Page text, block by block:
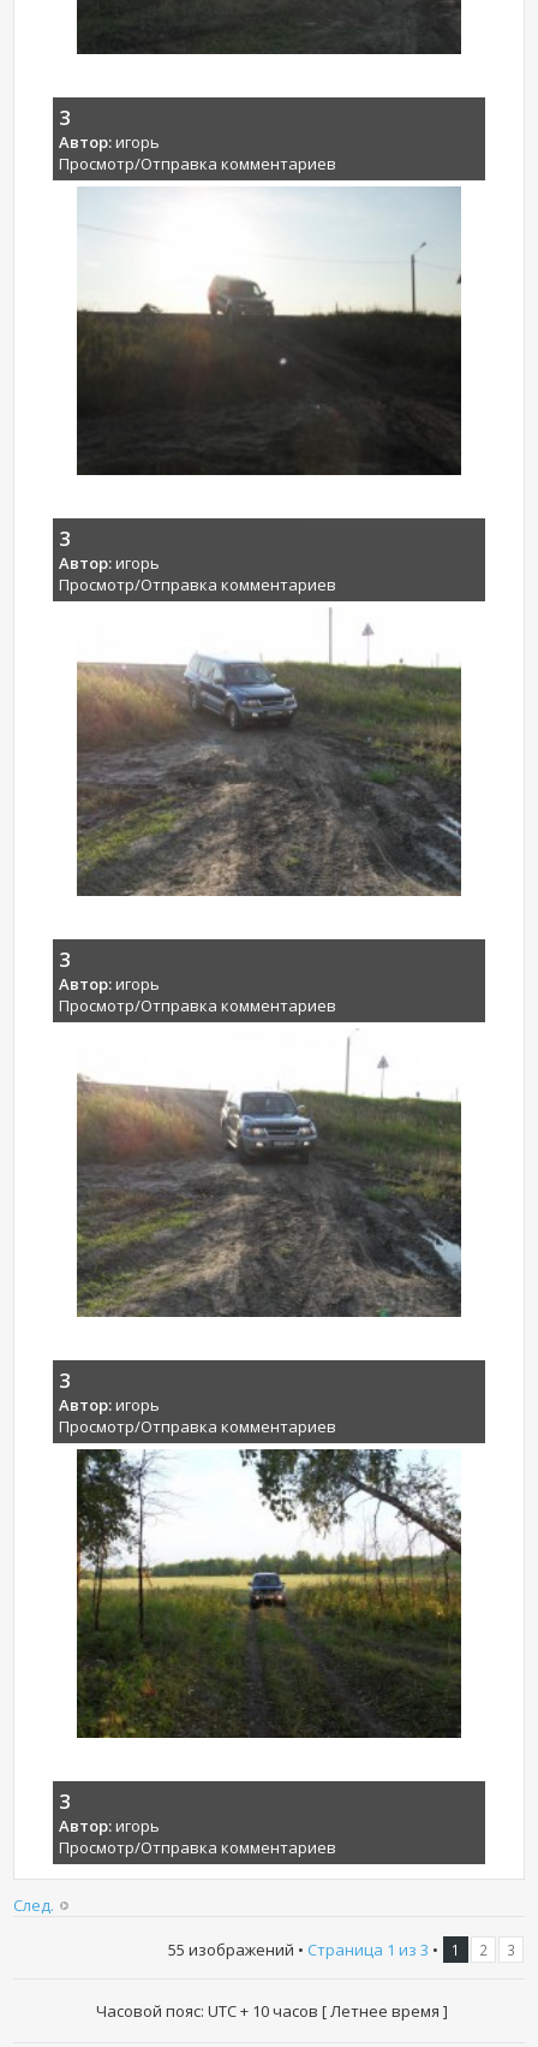
3
Автор:игорь
Просмотр/Отправка комментариев
3
Автор:игорь
Просмотр/Отправка комментариев
3
Автор:игорь
Просмотр/Отправка комментариев
3
Автор:игорь
Просмотр/Отправка комментариев
3
Автор:игорь
Просмотр/Отправка комментариев
След.
55 изображений • Страница 1 из 3 • 1 2 3
Часовой пояс: UTC + 10 часов [ Летнее время ]